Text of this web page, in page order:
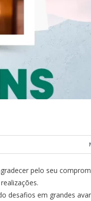
pelo seu
desafios em grandes